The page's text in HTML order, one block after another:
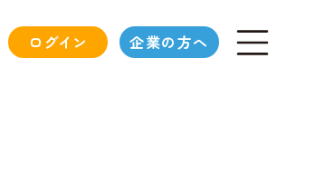
ログイン 企業の方へ